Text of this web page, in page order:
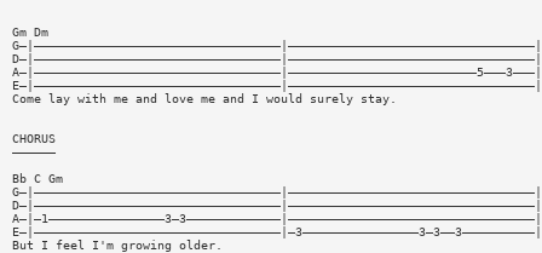
Gm Dm
G—|——————————————————————————————————|——————————————————————————————————|
D—|——————————————————————————————————|——————————————————————————————————|
A—|——————————————————————————————————|——————————————————————————5———3———|
E—|——————————————————————————————————|——————————————————————————————————|
Come lay with me and love me and I would surely stay.
CHORUS
——————
Bb C Gm
G—|——————————————————————————————————|——————————————————————————————————|
D—|——————————————————————————————————|——————————————————————————————————|
A—|—1————————————————3—3—————————————|——————————————————————————————————|
E—|——————————————————————————————————|—3————————————————3—3——3——————————|
But I feel I'm growing older.